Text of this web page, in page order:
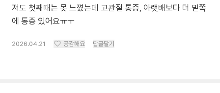
저도 첫째때는 못 느꼈는데 고관절 통증, 아랫배보다 더 밑쪽
에 통증 있어요ㅠㅜ
2026.04.21 공감해요 답글달기